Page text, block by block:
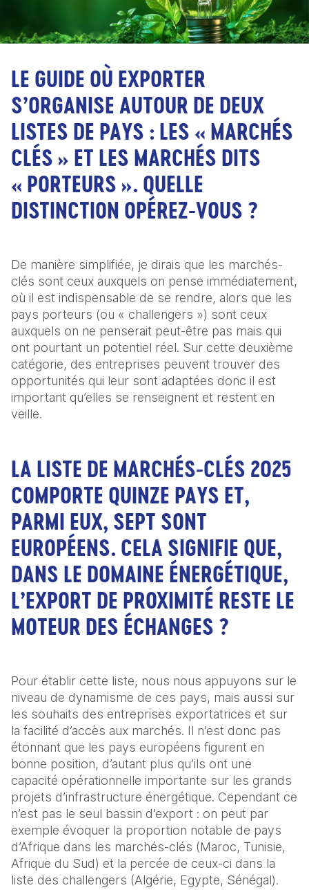
LE GUIDE OÙ EXPORTER
S’ORGANISE AUTOUR DE DEUX
LISTES DE PAYS : LES « MARCHÉS
CLÉS » ET LES MARCHÉS DITS
« PORTEURS ». QUELLE
DISTINCTION OPÉREZ-VOUS ?
De manière simplifiée, je dirais que les marchés-
clés sont ceux auxquels on pense immédiatement,
où il est indispensable de se rendre, alors que les
pays porteurs (ou « challengers ») sont ceux
auxquels on ne penserait peut-être pas mais qui
ont pourtant un potentiel réel. Sur cette deuxième
catégorie, des entreprises peuvent trouver des
opportunités qui leur sont adaptées donc il est
important qu’elles se renseignent et restent en
veille.
LA LISTE DE MARCHÉS-CLÉS 2025
COMPORTE QUINZE PAYS ET,
PARMI EUX, SEPT SONT
EUROPÉENS. CELA SIGNIFIE QUE,
DANS LE DOMAINE ÉNERGÉTIQUE,
L’EXPORT DE PROXIMITÉ RESTE LE
MOTEUR DES ÉCHANGES ?
Pour établir cette liste, nous nous appuyons sur le
niveau de dynamisme de ces pays, mais aussi sur
les souhaits des entreprises exportatrices et sur
la facilité d’accès aux marchés. Il n’est donc pas
étonnant que les pays européens figurent en
bonne position, d’autant plus qu’ils ont une
capacité opérationnelle importante sur les grands
projets d’infrastructure énergétique. Cependant ce
n’est pas le seul bassin d’export : on peut par
exemple évoquer la proportion notable de pays
d’Afrique dans les marchés-clés (Maroc, Tunisie,
Afrique du Sud) et la percée de ceux-ci dans la
liste des challengers (Algérie, Egypte, Sénégal).